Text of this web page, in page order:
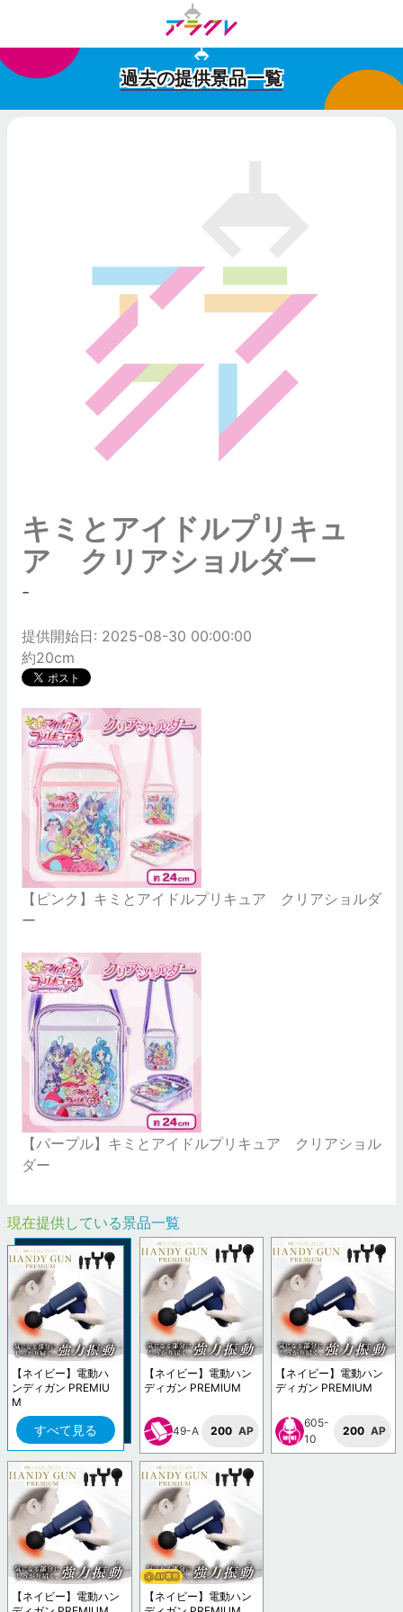
過去の提供景品一覧
キミとアイドルプリキュ
ア クリアショルダー
-
提供開始日: 2025-08-30 00:00:00
約20cm
【ピンク】キミとアイドルプリキュア クリアショルダ
ー
【パープル】キミとアイドルプリキュア クリアショル
ダー
現在提供している景品一覧
【ネイビー】電動ハ
ンディガン PREMIU
M
すべて見る
【ネイビー】電動ハン
ディガン PREMIUM
49-A 200 AP
【ネイビー】電動ハン
ディガン PREMIUM
605-
10
200 AP
【ネイビー】電動ハン
【ネイビー】電動ハン